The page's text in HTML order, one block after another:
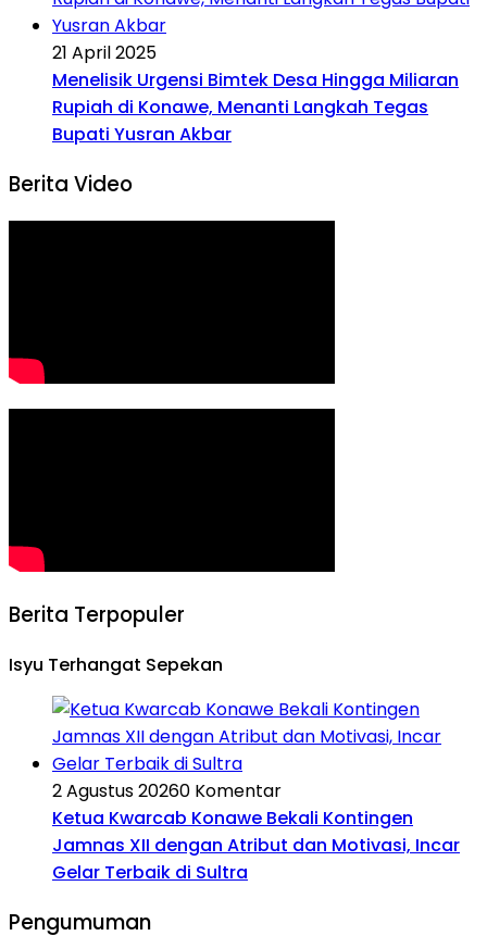
21 April 2025
Menelisik Urgensi Bimtek Desa Hingga Miliaran
Rupiah di Konawe, Menanti Langkah Tegas
Bupati Yusran Akbar
Berita Video
Berita Terpopuler
Isyu Terhangat Sepekan
2 Agustus 20260 Komentar
Ketua Kwarcab Konawe Bekali Kontingen
Jamnas XII dengan Atribut dan Motivasi, Incar
Gelar Terbaik di Sultra
Pengumuman